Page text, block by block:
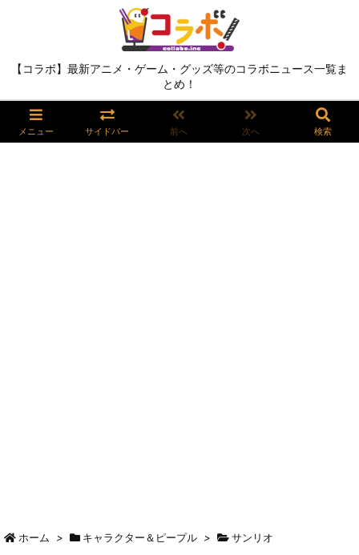
【コラボ】最新アニメ・ゲーム・グッズ等のコラボニュース一覧ま
とめ！
メニュー サイドバー 前へ 次へ 検索
ホーム > キャラクター＆ピープル > サンリオ